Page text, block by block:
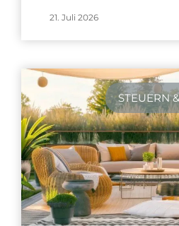
21. Juli 2026
STEUERN